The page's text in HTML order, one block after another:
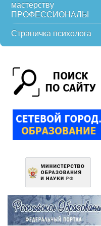
мастерству
ПРОФЕССИОНАЛЫ
Страничка психолога